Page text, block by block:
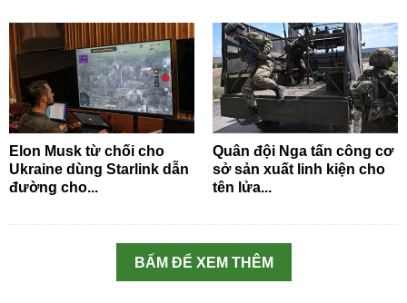
Elon Musk từ chối cho
Ukraine dùng Starlink dẫn
đường cho...
Quân đội Nga tấn công cơ
sở sản xuất linh kiện cho
tên lửa...
BẤM ĐỂ XEM THÊM